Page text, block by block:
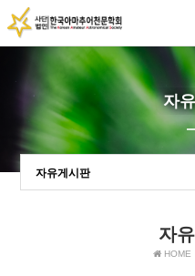
자
자유게시판
자
HOME